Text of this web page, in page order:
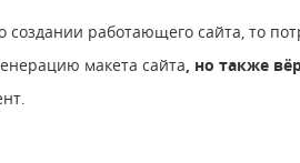
создании работающего сайта, то
макета сайта, но также